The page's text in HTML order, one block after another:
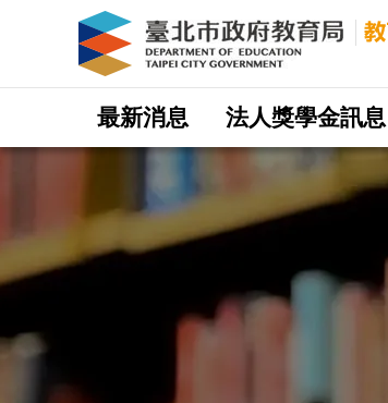
基
北
人
網
網
最新消息 法人獎學金訊息